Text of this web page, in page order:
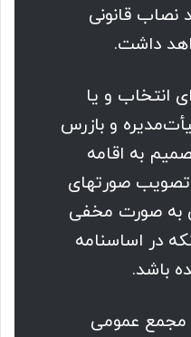
نصاب قانونی
داشت.
انتخاب و یا
و بازرس
به اقامه
تصویب صورتهای
به صورت مخفی
در اساسنامه
باشد.
مجمع عمومی